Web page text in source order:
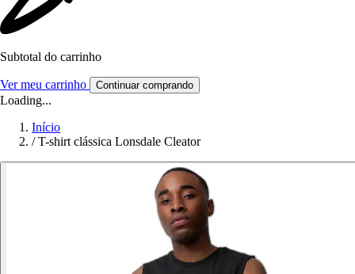
Subtotal do carrinho
Ver meu carrinho Continuar comprando
Loading...
Início
/ T-shirt clássica Lonsdale Cleator